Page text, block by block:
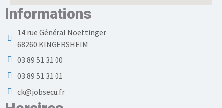
Informations
14 rue Général Noettinger
68260 KINGERSHEIM
03 89 51 31 00
03 89 51 31 01
ck@jobsecu.fr